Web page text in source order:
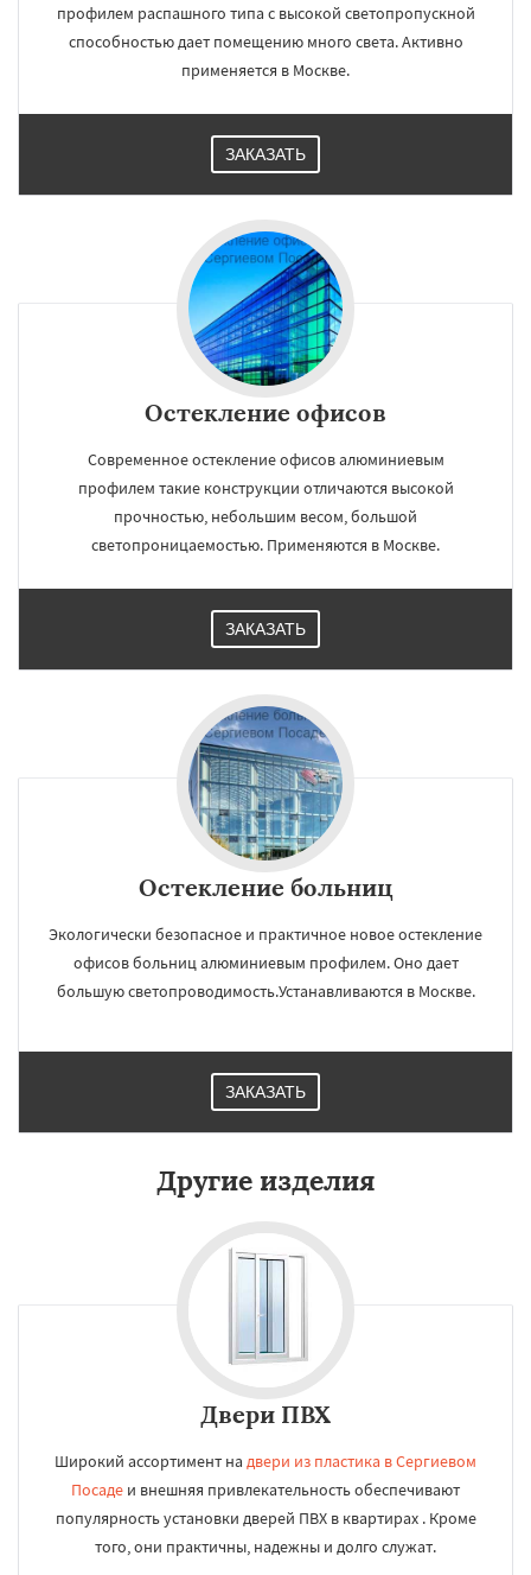
профилем распашного типа с высокой светопропускной
способностью дает помещению много света. Активно
применяется в Москве.
ЗАКАЗАТЬ
Остекление офисов
Современное остекление офисов алюминиевым
профилем такие конструкции отличаются высокой
прочностью, небольшим весом, большой
светопроницаемостью. Применяются в Москве.
ЗАКАЗАТЬ
Остекление больниц
Экологически безопасное и практичное новое остекление
офисов больниц алюминиевым профилем. Оно дает
большую светопроводимость.Устанавливаются в Москве.
ЗАКАЗАТЬ
Другие изделия
Двери ПВХ
Широкий ассортимент на двери из пластика в Сергиевом
Посаде и внешняя привлекательность обеспечивают
популярность установки дверей ПВХ в квартирах . Кроме
того, они практичны, надежны и долго служат.